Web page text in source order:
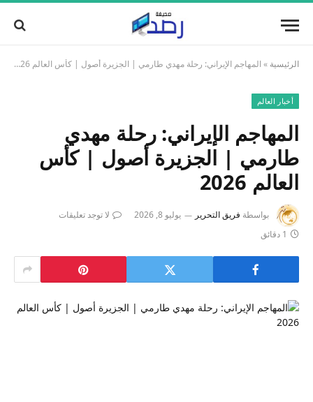
الرئيسية » المهاجم الإيراني: رحلة مهدي طارمي | الجزيرة أصول | كأس العالم 2026
أخبار العالم
المهاجم الإيراني: رحلة مهدي
طارمي | الجزيرة أصول | كأس
العالم 2026
بواسطة فريق التحرير يوليو 8, 2026
لا توجد تعليقات
1 دقائق